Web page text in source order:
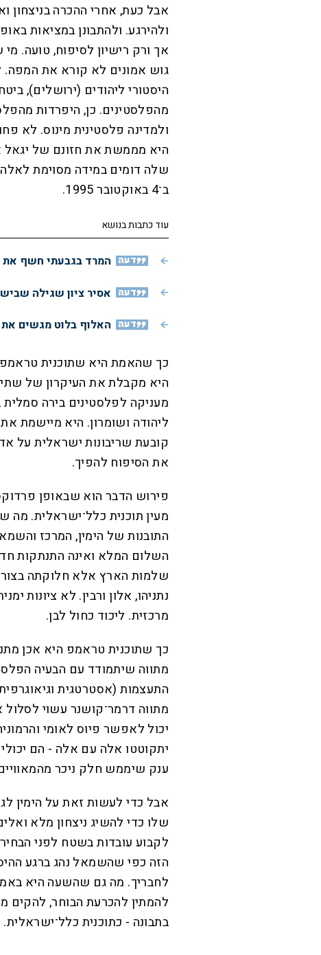
אבל כעת, אחרי ההכרה בניצחון
ולהירגע. ולהתבונן במציאות
אך ורק רישיון לסיפוח, טועה.
גוש אמונים לא קורא את
היסטורי ליהודים (ירושלים),
מהפלסטינים. כן, היפרדות
ולמדינה פלסטינית מינוס. לא
היא מממשת את חזונם של יגאל
שלה דומים במידה מסוימת לאלה
ב־4 באוקטובר 1995.
עוד כתבות בנושא
דעה המרד בגבעתי חשף את
דעה אסיר ציון שגילה
דעה האלוף בלוט מגשים
כך שהאמת היא שתוכנית טראמפ
היא מקבלת את העיקרון של שתי
מעניקה לפלסטינים בירה
ליהודה ושומרון. היא מיישמת
קובעת שריבונות ישראלית על
את הסיפוח להפיך.
פירוש הדבר הוא שבאופן
מעין תוכנית כלל־ישראלית. מה
התובנות של הימין, המרכז
השלום המלא ואינה התנתקות
שלמות הארץ אלא חלוקתה
נתניהו, אלון ורבין. לא ציונות
מרכזית. ליכוד כחול לבן.
כך שתוכנית טראמפ היא אכן
מתווה שיתמודד עם הבעיה
התעצמות (אסטרטגית
מתווה דרמר־קושנר עשוי
יכול לאפשר פיוס לאומי
יתקוטטו אלה עם אלה - הם
ענק שיממש חלק ניכר
אבל כדי לעשות זאת על הימין
שלו כדי להשיג ניצחון מלא
לקבוע עובדות בשטח לפני
הזה כפי שהשמאל נהג ברגע
לחבריך. מה גם שהשעה היא
להמתין להכרעת הבוחר,
בתבונה - כתוכנית כלל־ישראלית.